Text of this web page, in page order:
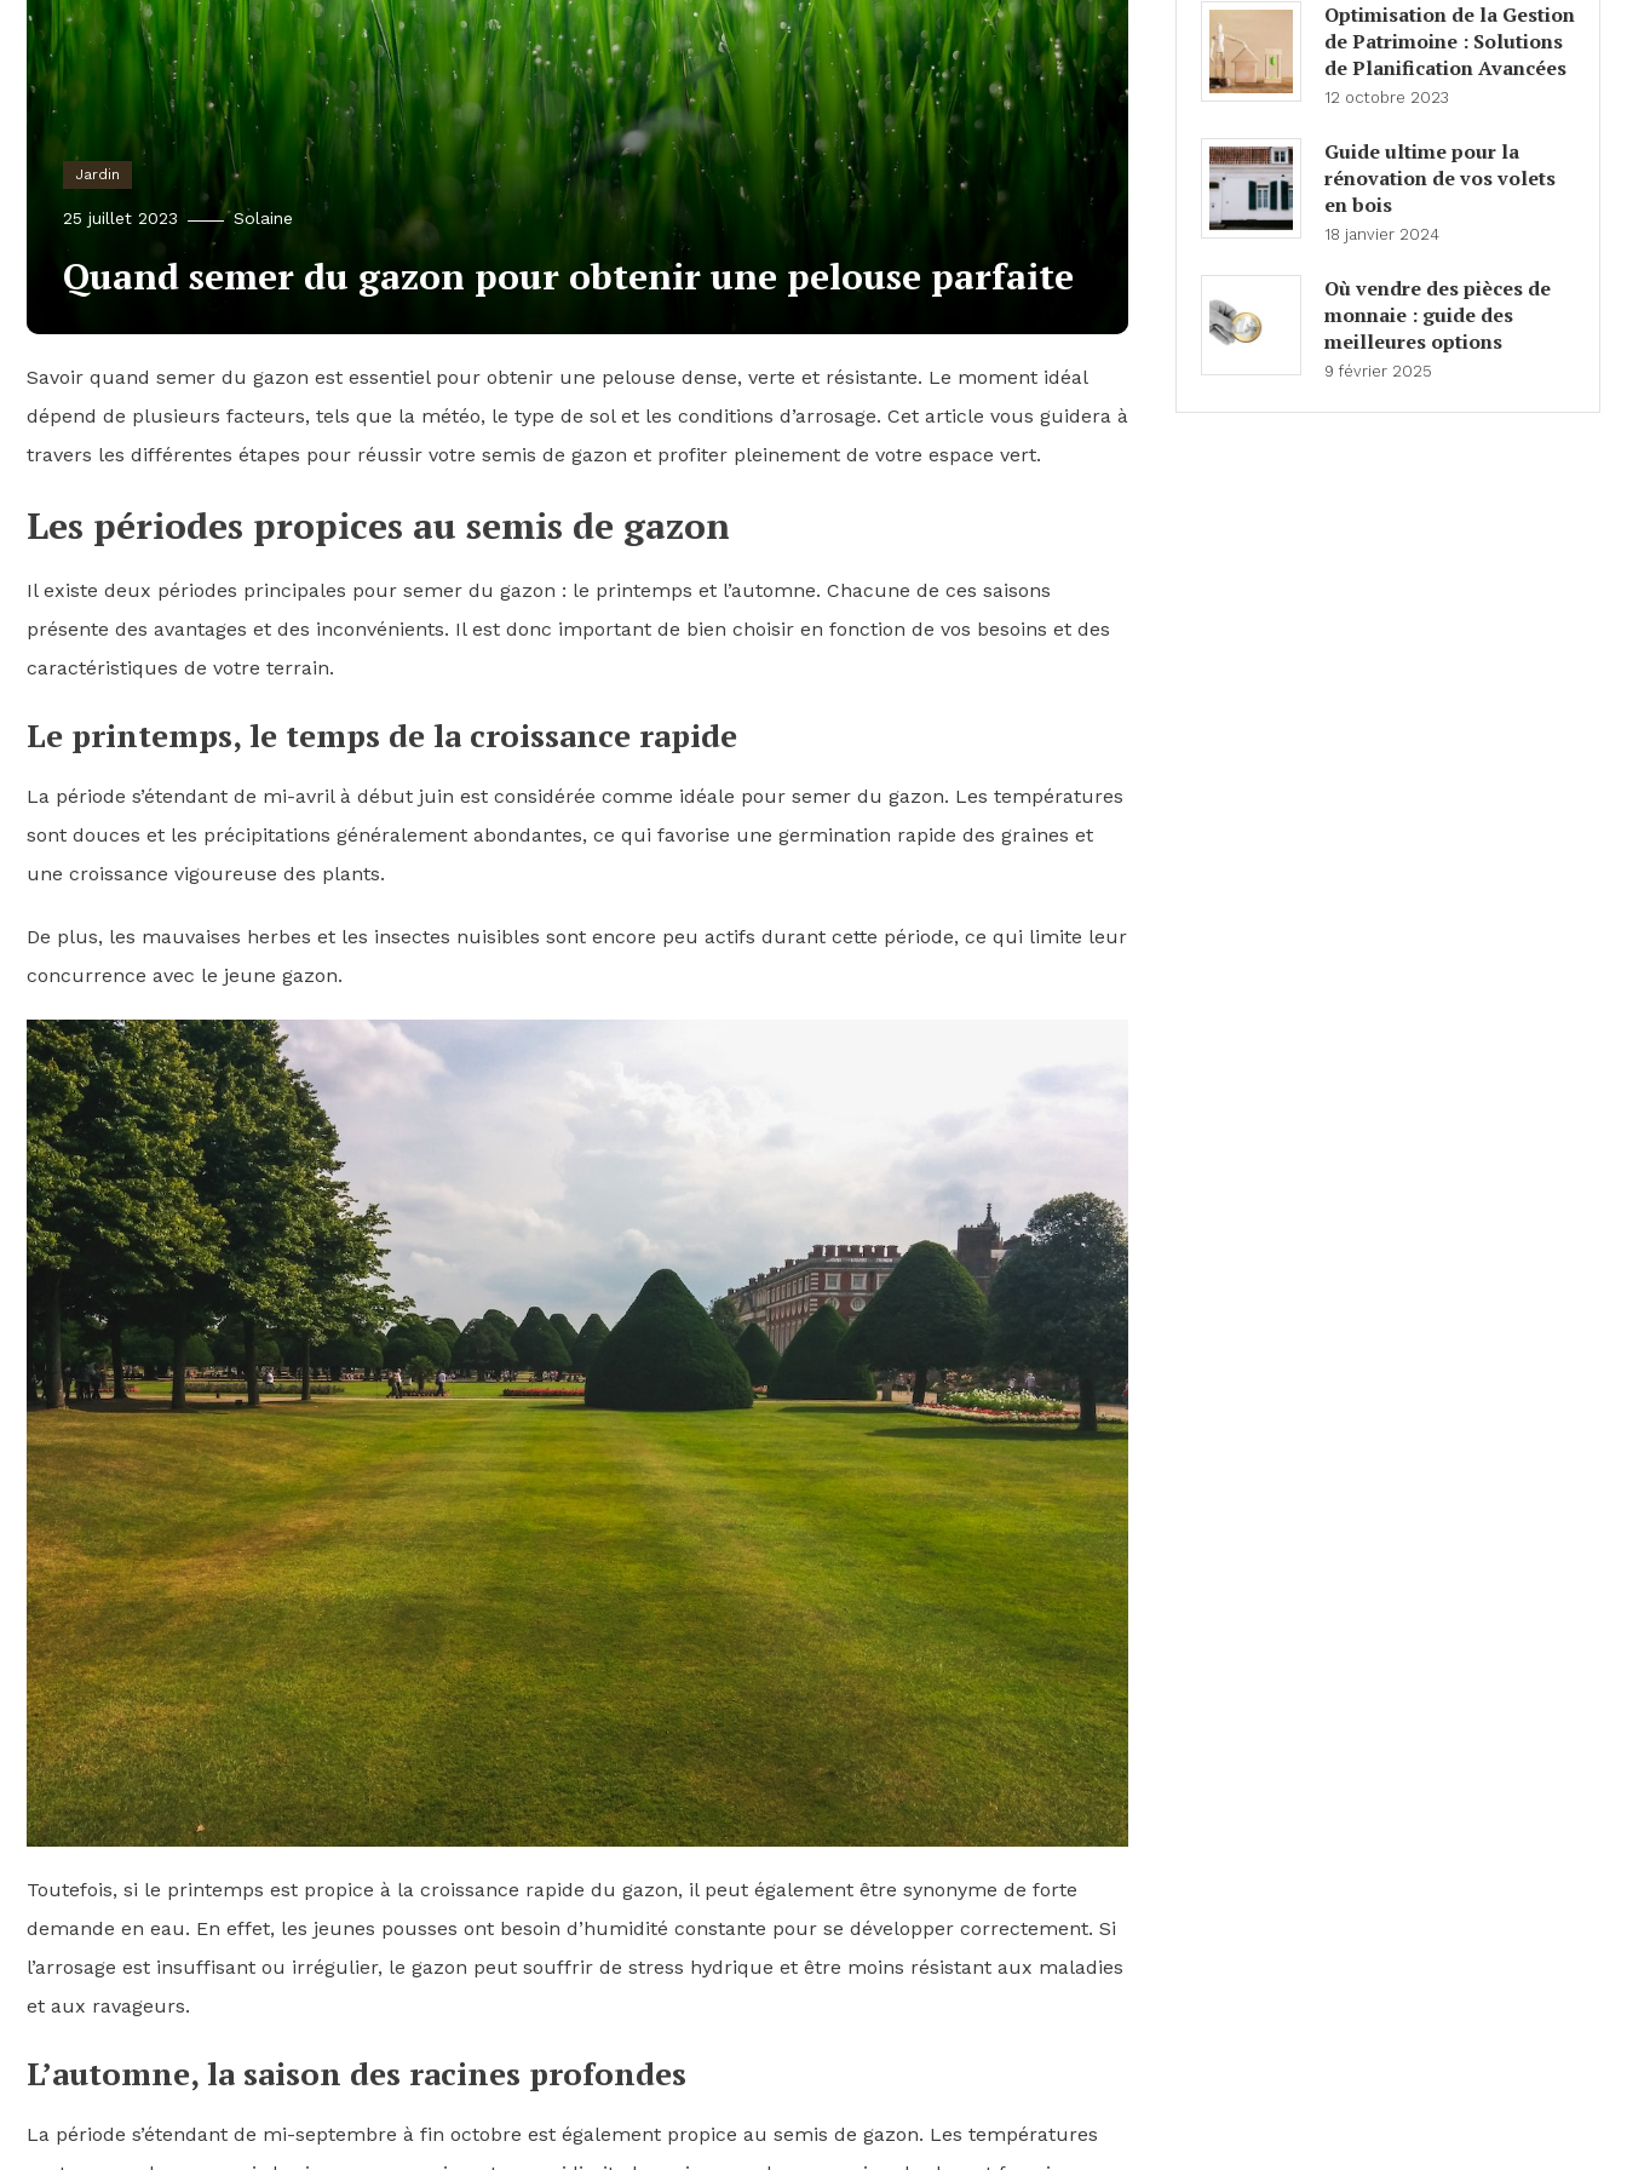
Jardin
25 juillet 2023 Solaine
Quand semer du gazon pour obtenir une pelouse parfaite
Savoir quand semer du gazon est essentiel pour obtenir une pelouse dense, verte et résistante. Le moment idéal
dépend de plusieurs facteurs, tels que la météo, le type de sol et les conditions d’arrosage. Cet article vous guidera à
travers les différentes étapes pour réussir votre semis de gazon et profiter pleinement de votre espace vert.
Les périodes propices au semis de gazon
Il existe deux périodes principales pour semer du gazon : le printemps et l’automne. Chacune de ces saisons
présente des avantages et des inconvénients. Il est donc important de bien choisir en fonction de vos besoins et des
caractéristiques de votre terrain.
Le printemps, le temps de la croissance rapide
La période s’étendant de mi-avril à début juin est considérée comme idéale pour semer du gazon. Les températures
sont douces et les précipitations généralement abondantes, ce qui favorise une germination rapide des graines et
une croissance vigoureuse des plants.
De plus, les mauvaises herbes et les insectes nuisibles sont encore peu actifs durant cette période, ce qui limite leur
concurrence avec le jeune gazon.
Toutefois, si le printemps est propice à la croissance rapide du gazon, il peut également être synonyme de forte
demande en eau. En effet, les jeunes pousses ont besoin d’humidité constante pour se développer correctement. Si
l’arrosage est insuffisant ou irrégulier, le gazon peut souffrir de stress hydrique et être moins résistant aux maladies
et aux ravageurs.
L’automne, la saison des racines profondes
La période s’étendant de mi-septembre à fin octobre est également propice au semis de gazon. Les températures
Optimisation de la Gestion
de Patrimoine : Solutions
de Planification Avancées
12 octobre 2023
Guide ultime pour la
rénovation de vos volets
en bois
18 janvier 2024
Où vendre des pièces de
monnaie : guide des
meilleures options
9 février 2025